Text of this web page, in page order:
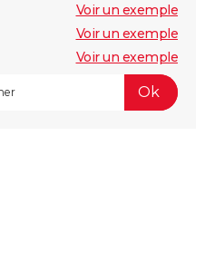
Voir un exemple
Voir un exemple
Voir un exemple